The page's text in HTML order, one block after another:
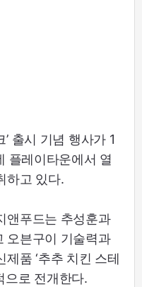
출시 기념 행사가 1
플레이타운에서 열
하고 있다.
앤푸드는 추성훈과
오븐구이 기술력과
품 ‘추추 치킨 스테
으로 전개한다.